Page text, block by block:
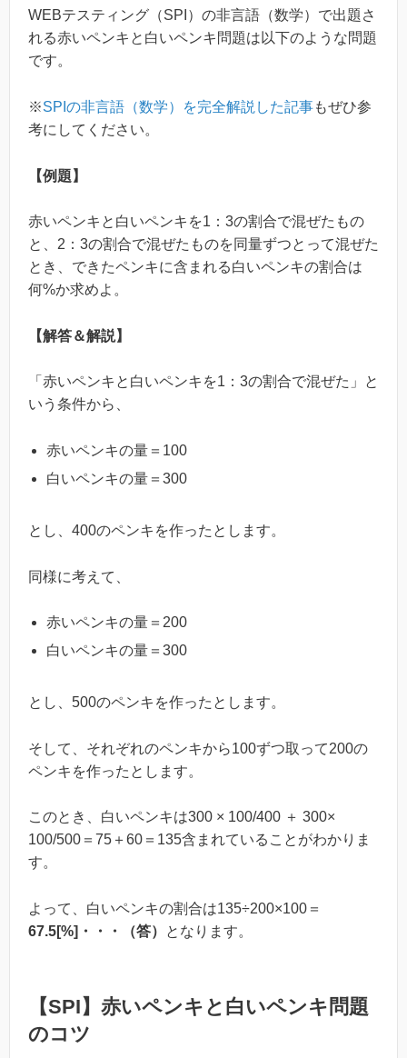
WEBテスティング（SPI）の非言語（数学）で出題さ
れる赤いペンキと白いペンキ問題は以下のような問題
です。
※SPIの非言語（数学）を完全解説した記事もぜひ参
考にしてください。
【例題】
赤いペンキと白いペンキを1：3の割合で混ぜたもの
と、2：3の割合で混ぜたものを同量ずつとって混ぜた
とき、できたペンキに含まれる白いペンキの割合は
何%か求めよ。
【解答＆解説】
「赤いペンキと白いペンキを1：3の割合で混ぜた」と
いう条件から、
赤いペンキの量＝100
白いペンキの量＝300
とし、400のペンキを作ったとします。
同様に考えて、
赤いペンキの量＝200
白いペンキの量＝300
とし、500のペンキを作ったとします。
そして、それぞれのペンキから100ずつ取って200の
ペンキを作ったとします。
このとき、白いペンキは300 × 100/400 ＋ 300×
100/500＝75＋60＝135含まれていることがわかりま
す。
よって、白いペンキの割合は135÷200×100＝
67.5[%]・・・（答）
となります。
【SPI】赤いペンキと白いペンキ問題
のコツ